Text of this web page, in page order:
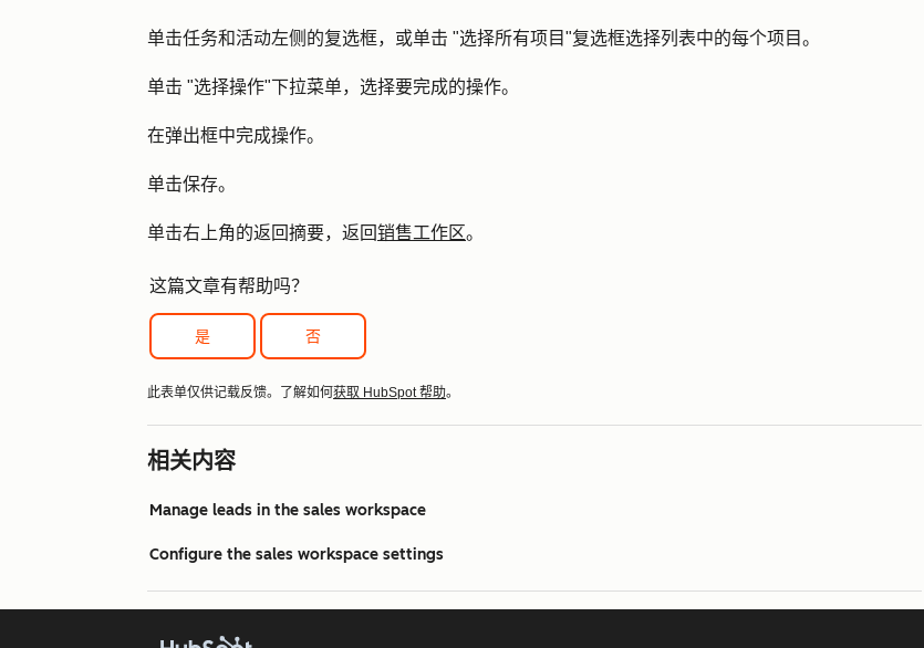
单击任务和活动左侧的复选框，或单击 "选择所有项目"复选框选择列表中的每个项目。
单击 "选择操作"下拉菜单，选择要完成的操作。
在弹出框中完成操作。
单击保存。
单击右上角的返回摘要，返回销售工作区。
这篇文章有帮助吗？
是 否
此表单仅供记载反馈。了解如何 获取 HubSpot 帮助。
相关内容
Manage leads in the sales workspace
Configure the sales workspace settings